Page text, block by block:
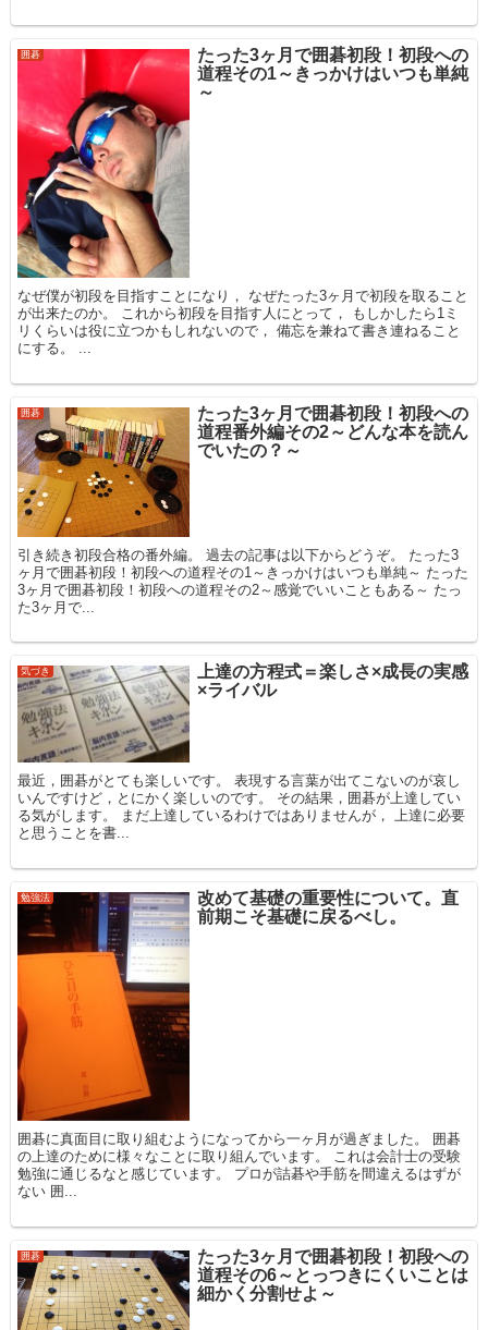
囲碁
たった3ヶ月で囲碁初段！初段への
道程その1～きっかけはいつも単純
～
なぜ僕が初段を目指すことになり， なぜたった3ヶ月で初段を取ること
が出来たのか。 これから初段を目指す人にとって， もしかしたら1ミ
リくらいは役に立つかもしれないので， 備忘を兼ねて書き連ねること
にする。 ...
囲碁
たった3ヶ月で囲碁初段！初段への
道程番外編その2～どんな本を読ん
でいたの？～
引き続き初段合格の番外編。 過去の記事は以下からどうぞ。 たった3
ヶ月で囲碁初段！初段への道程その1～きっかけはいつも単純～ たった
3ヶ月で囲碁初段！初段への道程その2～感覚でいいこともある～ たっ
た3ヶ月で...
気づき
上達の方程式＝楽しさ×成長の実感
×ライバル
最近，囲碁がとても楽しいです。 表現する言葉が出てこないのが哀し
いんですけど，とにかく楽しいのです。 その結果，囲碁が上達してい
る気がします。 まだ上達しているわけではありませんが， 上達に必要
と思うことを書...
勉強法
改めて基礎の重要性について。直
前期こそ基礎に戻るべし。
囲碁に真面目に取り組むようになってから一ヶ月が過ぎました。 囲碁
の上達のために様々なことに取り組んでいます。 これは会計士の受験
勉強に通じるなと感じています。 プロが詰碁や手筋を間違えるはずが
ない 囲...
囲碁
たった3ヶ月で囲碁初段！初段への
道程その6～とっつきにくいことは
細かく分割せよ～